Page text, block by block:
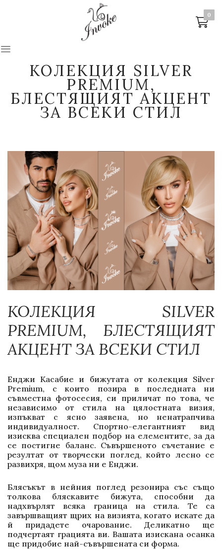
0
0
КОЛЕКЦИЯ SILVER
PREMIUM,
БЛЕСТЯЩИЯТ АКЦЕНТ
ЗА ВСЕКИ СТИЛ
КОЛЕКЦИЯ SILVER
PREMIUM, БЛЕСТЯЩИЯТ
АКЦЕНТ ЗА ВСЕКИ СТИЛ
Енджи Касабие и бижутата от колекция Silver
Premium, с които позира в последната ни
съвместна фотосесия, си приличат по това, че
независимо от стила на цялостната визия,
изпъкват с ясно заявена, но ненатрапчива
индивидуалност. Спортно-елегантният вид
изисква специален подбор на елементите, за да
се постигне баланс. Съвършеното съчетание е
резултат от творчески поглед, който лесно се
развихря, щом муза ни е Енджи.
Блясъкът в нейния поглед резонира със също
толкова бляскавите бижута, способни да
надхвърлят всяка граница на стила. Те са
завършващият щрих на визията, когато искате да
й придадете очарование. Деликатно ще
подчертаят грацията ви. Вашата изискана осанка
ще придобие най-съвършената си форма.